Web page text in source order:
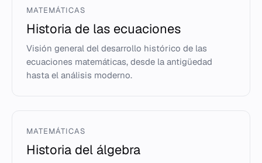
MATEMÁTICAS
Historia de las ecuaciones
Visión general del desarrollo histórico de las
ecuaciones matemáticas, desde la antigüedad
hasta el análisis moderno.
MATEMÁTICAS
Historia del álgebra